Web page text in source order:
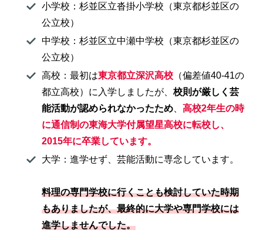
小学校：杉並区立沓掛小学校（東京都杉並区の
公立校）
中学校：杉並区立中瀬中学校（東京都杉並区の
公立校）
高校：最初は東京都立深沢高校（偏差値40-41の
都立高校）に入学しましたが、 校則が厳しく芸
能活動が認められなかったため、 高校2年生の時
に通信制の東海大学付属望星高校に転校し、
2015年に卒業しています。
大学：進学せず、芸能活動に専念しています。
料理の専門学校に行くことも検討していた時期
もありましたが、最終的に大学や専門学校には
進学しませんでした。